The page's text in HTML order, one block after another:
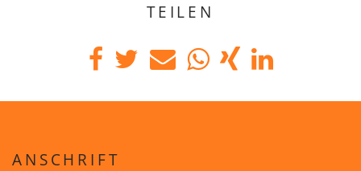
TEILEN
ANSCHRIFT